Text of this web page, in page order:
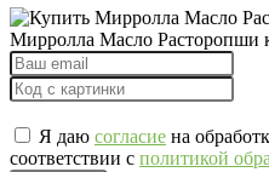
Мирролла Масло Расторопши
Я даю согласие на
соответствии с политикой